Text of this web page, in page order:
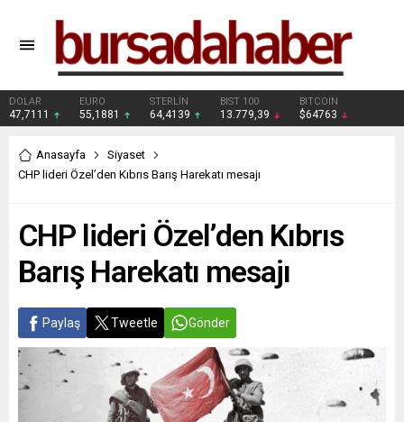
DOLAR
47,7111
EURO
55,1881
STERLİN
64,4139
BIST 100
13.779,39
BITCOIN
$64763
Anasayfa
Siyaset
CHP lideri Özel’den Kıbrıs Barış Harekatı mesajı
CHP lideri Özel’den Kıbrıs
Barış Harekatı mesajı
Paylaş Tweetle Gönder